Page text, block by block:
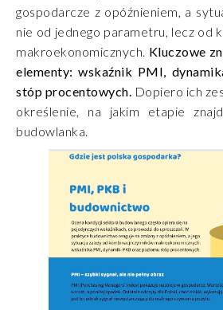
gospodarcze z opóźnieniem, a
nie od jednego parametru, lecz od
makroekonomicznych. Kluczowe
elementy: wskaźnik PMI,
stóp procentowych. Dopiero ich
określenie, na jakim etapie
budowlanka.